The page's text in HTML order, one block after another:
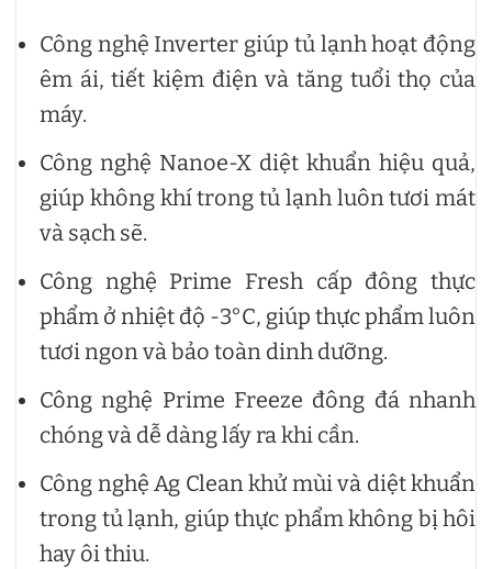
Công nghệ Inverter giúp tủ lạnh hoạt động
êm ái, tiết kiệm điện và tăng tuổi thọ của
máy.
Công nghệ Nanoe-X diệt khuẩn hiệu quả,
giúp không khí trong tủ lạnh luôn tươi mát
và sạch sẽ.
Công nghệ Prime Fresh cấp đông thực
phẩm ở nhiệt độ -3°C, giúp thực phẩm luôn
tươi ngon và bảo toàn dinh dưỡng.
Công nghệ Prime Freeze đông đá nhanh
chóng và dễ dàng lấy ra khi cần.
Công nghệ Ag Clean khử mùi và diệt khuẩn
trong tủ lạnh, giúp thực phẩm không bị hôi
hay ôi thiu.